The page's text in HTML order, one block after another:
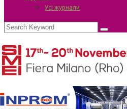
Усі журнали